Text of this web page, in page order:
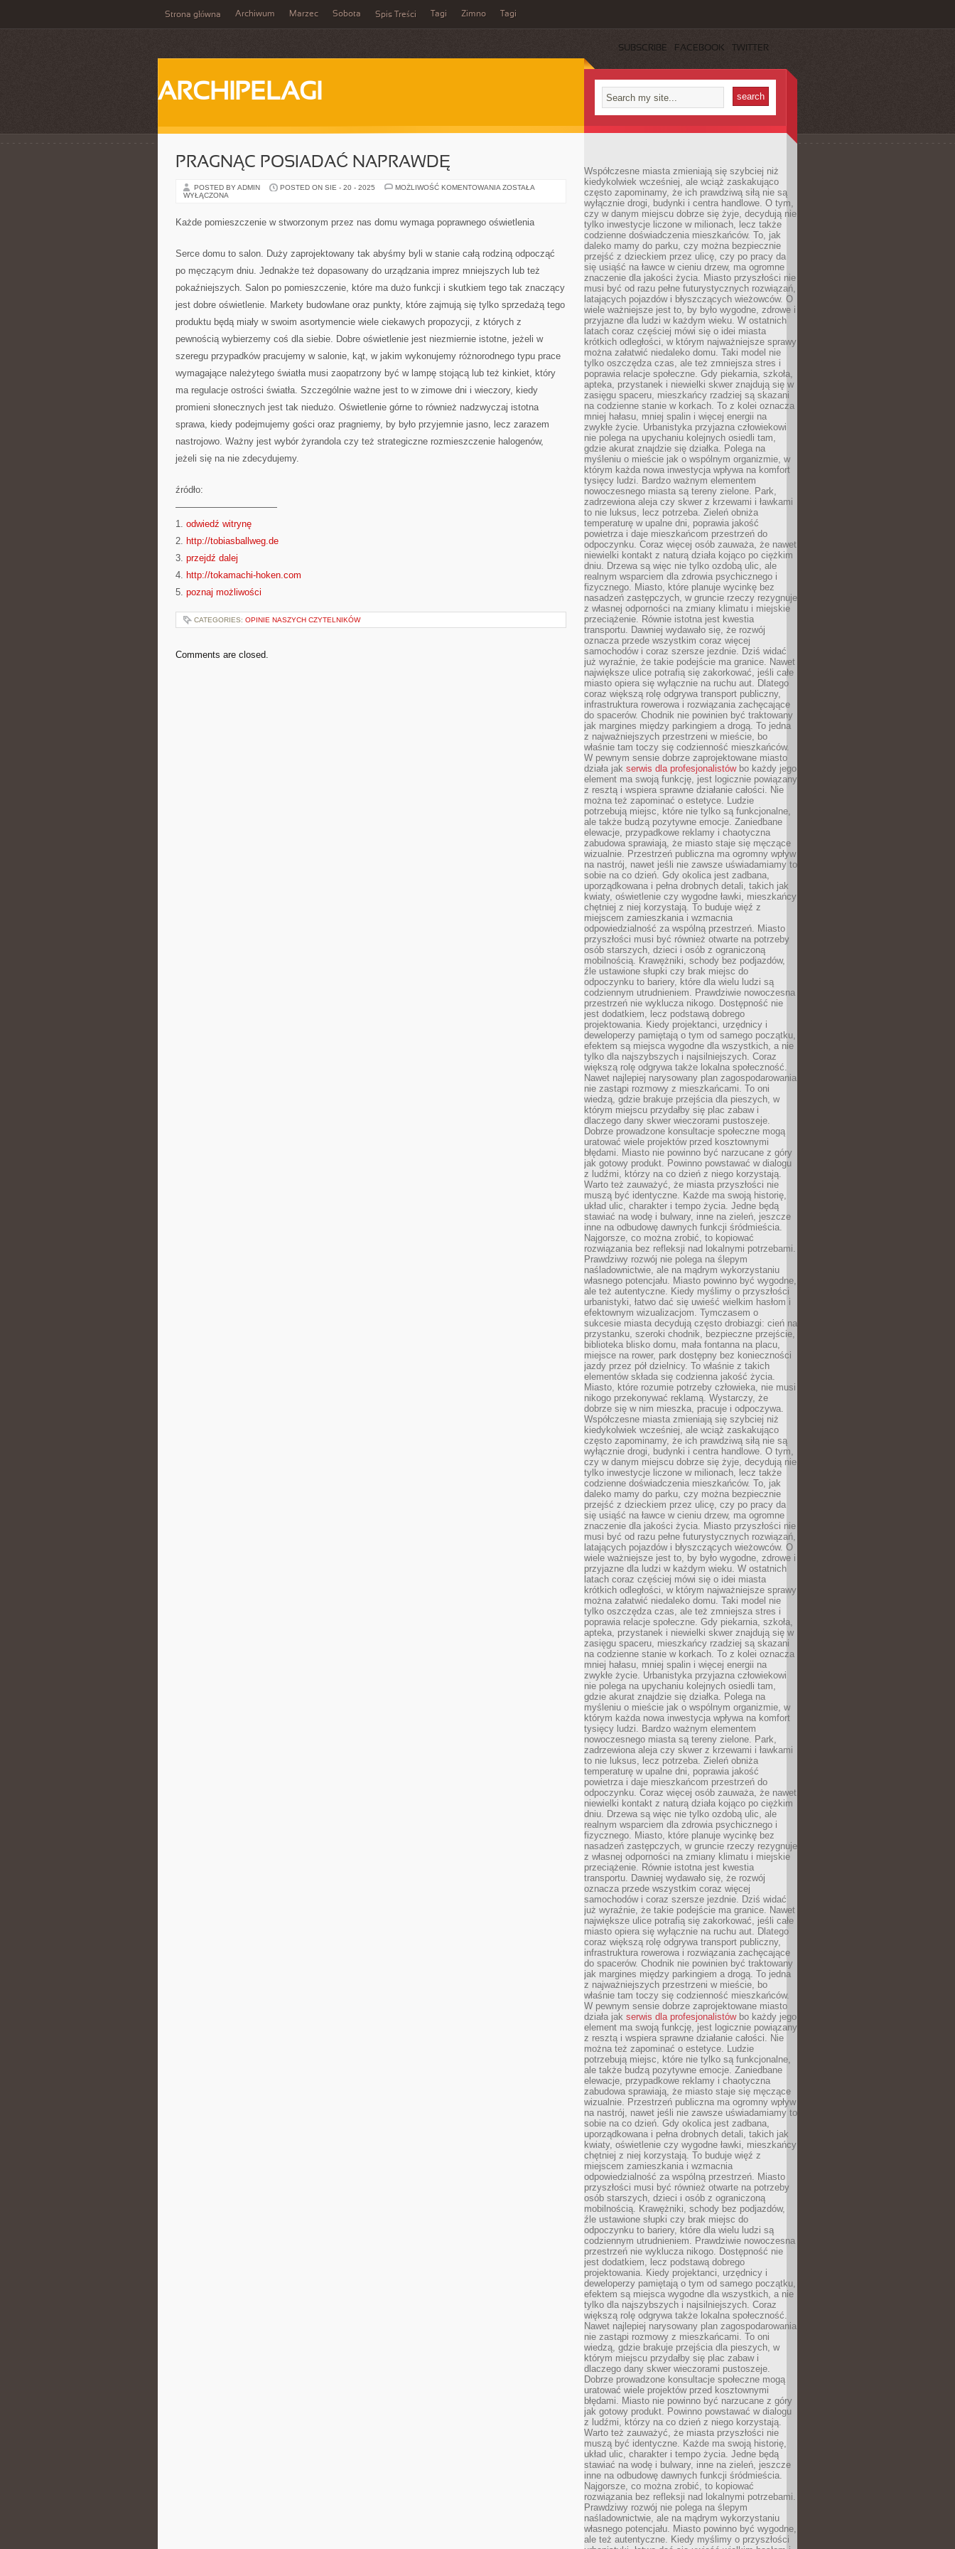
Strona główna Archiwum Marzec Sobota Spis Treści Tagi Zimno Tagi
SUBSCRIBE FACEBOOK TWITTER
ARCHIPELAGI
PRAGNĄC POSIADAĆ NAPRAWDĘ
POSTED BY ADMIN POSTED ON SIE - 20 - 2025 MOŻLIWOŚĆ KOMENTOWANIA PRAGNĄC
ZOSTAŁA
WYŁĄCZONA
Każde pomieszczenie w stworzonym przez nas domu wymaga poprawnego oświetlenia
Serce domu to salon. Duży zaprojektowany tak abyśmy byli w stanie całą rodziną odpocząć
po męczącym dniu. Jednakże też dopasowany do urządzania imprez mniejszych lub też
pokaźniejszych. Salon po pomieszczenie, które ma dużo funkcji i skutkiem tego tak znaczący
jest dobre oświetlenie. Markety budowlane oraz punkty, które zajmują się tylko sprzedażą tego
produktu będą miały w swoim asortymencie wiele ciekawych propozycji, z których z
pewnością wybierzemy coś dla siebie. Dobre oświetlenie jest niezmiernie istotne, jeżeli w
szeregu przypadków pracujemy w salonie, kąt, w jakim wykonujemy różnorodnego typu prace
wymagające należytego światła musi zaopatrzony być w lampę stojącą lub też kinkiet, który
ma regulacje ostrości światła. Szczególnie ważne jest to w zimowe dni i wieczory, kiedy
promieni słonecznych jest tak niedużo. Oświetlenie górne to również nadzwyczaj istotna
sprawa, kiedy podejmujemy gości oraz pragniemy, by było przyjemnie jasno, lecz zarazem
nastrojowo. Ważny jest wybór żyrandola czy też strategiczne rozmieszczenie halogenów,
jeżeli się na nie zdecydujemy.
źródło:
———————————
1. odwiedź witrynę
2. http://tobiasballweg.de
3. przejdź dalej
4. http://tokamachi-hoken.com
5. poznaj możliwości
CATEGORIES: OPINIE NASZYCH CZYTELNIKÓW
Comments are closed.
Współczesne miasta zmieniają się szybciej niż
kiedykolwiek wcześniej, ale wciąż zaskakująco
często zapominamy, że ich prawdziwą siłą nie są
wyłącznie drogi, budynki i centra handlowe. O tym,
czy w danym miejscu dobrze się żyje, decydują nie
tylko inwestycje liczone w milionach, lecz także
codzienne doświadczenia mieszkańców. To, jak
daleko mamy do parku, czy można bezpiecznie
przejść z dzieckiem przez ulicę, czy po pracy da
się usiąść na ławce w cieniu drzew, ma ogromne
znaczenie dla jakości życia. Miasto przyszłości nie
musi być od razu pełne futurystycznych rozwiązań,
latających pojazdów i błyszczących wieżowców. O
wiele ważniejsze jest to, by było wygodne, zdrowe i
przyjazne dla ludzi w każdym wieku. W ostatnich
latach coraz częściej mówi się o idei miasta
krótkich odległości, w którym najważniejsze sprawy
można załatwić niedaleko domu. Taki model nie
tylko oszczędza czas, ale też zmniejsza stres i
poprawia relacje społeczne. Gdy piekarnia, szkoła,
apteka, przystanek i niewielki skwer znajdują się w
zasięgu spaceru, mieszkańcy rzadziej są skazani
na codzienne stanie w korkach. To z kolei oznacza
mniej hałasu, mniej spalin i więcej energii na
zwykłe życie. Urbanistyka przyjazna człowiekowi
nie polega na upychaniu kolejnych osiedli tam,
gdzie akurat znajdzie się działka. Polega na
myśleniu o mieście jak o wspólnym organizmie, w
którym każda nowa inwestycja wpływa na komfort
tysięcy ludzi. Bardzo ważnym elementem
nowoczesnego miasta są tereny zielone. Park,
zadrzewiona aleja czy skwer z krzewami i ławkami
to nie luksus, lecz potrzeba. Zieleń obniża
temperaturę w upalne dni, poprawia jakość
powietrza i daje mieszkańcom przestrzeń do
odpoczynku. Coraz więcej osób zauważa, że nawet
niewielki kontakt z naturą działa kojąco po ciężkim
dniu. Drzewa są więc nie tylko ozdobą ulic, ale
realnym wsparciem dla zdrowia psychicznego i
fizycznego. Miasto, które planuje wycinkę bez
nasadzeń zastępczych, w gruncie rzeczy rezygnuje
z własnej odporności na zmiany klimatu i miejskie
przeciążenie. Równie istotna jest kwestia
transportu. Dawniej wydawało się, że rozwój
oznacza przede wszystkim coraz więcej
samochodów i coraz szersze jezdnie. Dziś widać
już wyraźnie, że takie podejście ma granice. Nawet
największe ulice potrafią się zakorkować, jeśli całe
miasto opiera się wyłącznie na ruchu aut. Dlatego
coraz większą rolę odgrywa transport publiczny,
infrastruktura rowerowa i rozwiązania zachęcające
do spacerów. Chodnik nie powinien być traktowany
jak margines między parkingiem a drogą. To jedna
z najważniejszych przestrzeni w mieście, bo
właśnie tam toczy się codzienność mieszkańców.
W pewnym sensie dobrze zaprojektowane miasto
działa jak serwis dla profesjonalistówbo każdy jego
element ma swoją funkcję, jest logicznie powiązany
z resztą i wspiera sprawne działanie całości. Nie
można też zapominać o estetyce. Ludzie
potrzebują miejsc, które nie tylko są funkcjonalne,
ale także budzą pozytywne emocje. Zaniedbane
elewacje, przypadkowe reklamy i chaotyczna
zabudowa sprawiają, że miasto staje się męczące
wizualnie. Przestrzeń publiczna ma ogromny wpływ
na nastrój, nawet jeśli nie zawsze uświadamiamy to
sobie na co dzień. Gdy okolica jest zadbana,
uporządkowana i pełna drobnych detali, takich jak
kwiaty, oświetlenie czy wygodne ławki, mieszkańcy
chętniej z niej korzystają. To buduje więź z
miejscem zamieszkania i wzmacnia
odpowiedzialność za wspólną przestrzeń. Miasto
przyszłości musi być również otwarte na potrzeby
osób starszych, dzieci i osób z ograniczoną
mobilnością. Krawężniki, schody bez podjazdów,
źle ustawione słupki czy brak miejsc do
odpoczynku to bariery, które dla wielu ludzi są
codziennym utrudnieniem. Prawdziwie nowoczesna
przestrzeń nie wyklucza nikogo. Dostępność nie
jest dodatkiem, lecz podstawą dobrego
projektowania. Kiedy projektanci, urzędnicy i
deweloperzy pamiętają o tym od samego początku,
efektem są miejsca wygodne dla wszystkich, a nie
tylko dla najszybszych i najsilniejszych. Coraz
większą rolę odgrywa także lokalna społeczność.
Nawet najlepiej narysowany plan zagospodarowania
nie zastąpi rozmowy z mieszkańcami. To oni
wiedzą, gdzie brakuje przejścia dla pieszych, w
którym miejscu przydałby się plac zabaw i
dlaczego dany skwer wieczorami pustoszeje.
Dobrze prowadzone konsultacje społeczne mogą
uratować wiele projektów przed kosztownymi
błędami. Miasto nie powinno być narzucane z góry
jak gotowy produkt. Powinno powstawać w dialogu
z ludźmi, którzy na co dzień z niego korzystają.
Warto też zauważyć, że miasta przyszłości nie
muszą być identyczne. Każde ma swoją historię,
układ ulic, charakter i tempo życia. Jedne będą
stawiać na wodę i bulwary, inne na zieleń, jeszcze
inne na odbudowę dawnych funkcji śródmieścia.
Najgorsze, co można zrobić, to kopiować
rozwiązania bez refleksji nad lokalnymi potrzebami.
Prawdziwy rozwój nie polega na ślepym
naśladownictwie, ale na mądrym wykorzystaniu
własnego potencjału. Miasto powinno być wygodne,
ale też autentyczne. Kiedy myślimy o przyszłości
urbanistyki, łatwo dać się uwieść wielkim hasłom i
efektownym wizualizacjom. Tymczasem o
sukcesie miasta decydują często drobiazgi: cień na
przystanku, szeroki chodnik, bezpieczne przejście,
biblioteka blisko domu, mała fontanna na placu,
miejsce na rower, park dostępny bez konieczności
jazdy przez pół dzielnicy. To właśnie z takich
elementów składa się codzienna jakość życia.
Miasto, które rozumie potrzeby człowieka, nie musi
nikogo przekonywać reklamą. Wystarczy, że
dobrze się w nim mieszka, pracuje i odpoczywa.
Współczesne miasta zmieniają się szybciej niż
kiedykolwiek wcześniej, ale wciąż zaskakująco
często zapominamy, że ich prawdziwą siłą nie są
wyłącznie drogi, budynki i centra handlowe. O tym,
czy w danym miejscu dobrze się żyje, decydują nie
tylko inwestycje liczone w milionach, lecz także
codzienne doświadczenia mieszkańców. To, jak
daleko mamy do parku, czy można bezpiecznie
przejść z dzieckiem przez ulicę, czy po pracy da
się usiąść na ławce w cieniu drzew, ma ogromne
znaczenie dla jakości życia. Miasto przyszłości nie
musi być od razu pełne futurystycznych rozwiązań,
latających pojazdów i błyszczących wieżowców. O
wiele ważniejsze jest to, by było wygodne, zdrowe i
przyjazne dla ludzi w każdym wieku. W ostatnich
latach coraz częściej mówi się o idei miasta
krótkich odległości, w którym najważniejsze sprawy
można załatwić niedaleko domu. Taki model nie
tylko oszczędza czas, ale też zmniejsza stres i
poprawia relacje społeczne. Gdy piekarnia, szkoła,
apteka, przystanek i niewielki skwer znajdują się w
zasięgu spaceru, mieszkańcy rzadziej są skazani
na codzienne stanie w korkach. To z kolei oznacza
mniej hałasu, mniej spalin i więcej energii na
zwykłe życie. Urbanistyka przyjazna człowiekowi
nie polega na upychaniu kolejnych osiedli tam,
gdzie akurat znajdzie się działka. Polega na
myśleniu o mieście jak o wspólnym organizmie, w
którym każda nowa inwestycja wpływa na komfort
tysięcy ludzi. Bardzo ważnym elementem
nowoczesnego miasta są tereny zielone. Park,
zadrzewiona aleja czy skwer z krzewami i ławkami
to nie luksus, lecz potrzeba. Zieleń obniża
temperaturę w upalne dni, poprawia jakość
powietrza i daje mieszkańcom przestrzeń do
odpoczynku. Coraz więcej osób zauważa, że nawet
niewielki kontakt z naturą działa kojąco po ciężkim
dniu. Drzewa są więc nie tylko ozdobą ulic, ale
realnym wsparciem dla zdrowia psychicznego i
fizycznego. Miasto, które planuje wycinkę bez
nasadzeń zastępczych, w gruncie rzeczy rezygnuje
z własnej odporności na zmiany klimatu i miejskie
przeciążenie. Równie istotna jest kwestia
transportu. Dawniej wydawało się, że rozwój
oznacza przede wszystkim coraz więcej
samochodów i coraz szersze jezdnie. Dziś widać
już wyraźnie, że takie podejście ma granice. Nawet
największe ulice potrafią się zakorkować, jeśli całe
miasto opiera się wyłącznie na ruchu aut. Dlatego
coraz większą rolę odgrywa transport publiczny,
infrastruktura rowerowa i rozwiązania zachęcające
do spacerów. Chodnik nie powinien być traktowany
jak margines między parkingiem a drogą. To jedna
z najważniejszych przestrzeni w mieście, bo
właśnie tam toczy się codzienność mieszkańców.
W pewnym sensie dobrze zaprojektowane miasto
działa jak serwis dla profesjonalistówbo każdy jego
element ma swoją funkcję, jest logicznie powiązany
z resztą i wspiera sprawne działanie całości. Nie
można też zapominać o estetyce. Ludzie
potrzebują miejsc, które nie tylko są funkcjonalne,
ale także budzą pozytywne emocje. Zaniedbane
elewacje, przypadkowe reklamy i chaotyczna
zabudowa sprawiają, że miasto staje się męczące
wizualnie. Przestrzeń publiczna ma ogromny wpływ
na nastrój, nawet jeśli nie zawsze uświadamiamy to
sobie na co dzień. Gdy okolica jest zadbana,
uporządkowana i pełna drobnych detali, takich jak
kwiaty, oświetlenie czy wygodne ławki, mieszkańcy
chętniej z niej korzystają. To buduje więź z
miejscem zamieszkania i wzmacnia
odpowiedzialność za wspólną przestrzeń. Miasto
przyszłości musi być również otwarte na potrzeby
osób starszych, dzieci i osób z ograniczoną
mobilnością. Krawężniki, schody bez podjazdów,
źle ustawione słupki czy brak miejsc do
odpoczynku to bariery, które dla wielu ludzi są
codziennym utrudnieniem. Prawdziwie nowoczesna
przestrzeń nie wyklucza nikogo. Dostępność nie
jest dodatkiem, lecz podstawą dobrego
projektowania. Kiedy projektanci, urzędnicy i
deweloperzy pamiętają o tym od samego początku,
efektem są miejsca wygodne dla wszystkich, a nie
tylko dla najszybszych i najsilniejszych. Coraz
większą rolę odgrywa także lokalna społeczność.
Nawet najlepiej narysowany plan zagospodarowania
nie zastąpi rozmowy z mieszkańcami. To oni
wiedzą, gdzie brakuje przejścia dla pieszych, w
którym miejscu przydałby się plac zabaw i
dlaczego dany skwer wieczorami pustoszeje.
Dobrze prowadzone konsultacje społeczne mogą
uratować wiele projektów przed kosztownymi
błędami. Miasto nie powinno być narzucane z góry
jak gotowy produkt. Powinno powstawać w dialogu
z ludźmi, którzy na co dzień z niego korzystają.
Warto też zauważyć, że miasta przyszłości nie
muszą być identyczne. Każde ma swoją historię,
układ ulic, charakter i tempo życia. Jedne będą
stawiać na wodę i bulwary, inne na zieleń, jeszcze
inne na odbudowę dawnych funkcji śródmieścia.
Najgorsze, co można zrobić, to kopiować
rozwiązania bez refleksji nad lokalnymi potrzebami.
Prawdziwy rozwój nie polega na ślepym
naśladownictwie, ale na mądrym wykorzystaniu
własnego potencjału. Miasto powinno być wygodne,
ale też autentyczne. Kiedy myślimy o przyszłości